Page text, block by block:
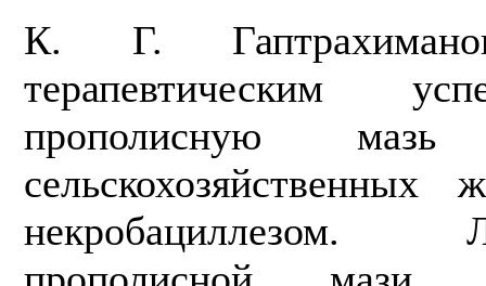
К. Г.
терапевтическим
прополисную
сельскохозяйственных
некробациллезом.